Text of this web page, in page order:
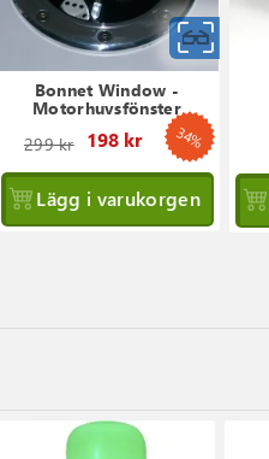
Snabbvy
Bonnet Window -
Motorhuvsfönster
299 kr 198 krOrdinarie
pris
34%
Lägg i varukorgen